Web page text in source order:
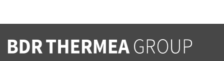
Вы соглашаетесь с нашей политикой
конфеденциальности